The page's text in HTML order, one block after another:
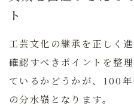
ト
工芸文化の継承を正しく
確認すべきポイントを整
ているかどうかが、100
の分水嶺となります。